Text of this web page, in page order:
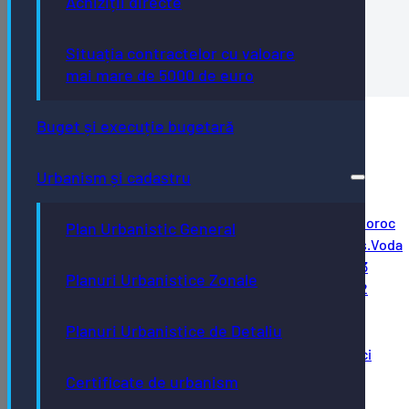
Situația contractelor cu valoare
mai mare de 5000 de euro
Buget și execuție bugetară
Urbanism și cadastru
Plan Urbanistic General
Planuri Urbanistice Zonale
Planuri Urbanistice de Detaliu
Certificate de urbanism
PH autoriz.funct.PHEONIX.TOTAL.GAMES
sedinta ordinara 27.05.2026
14. Compl.PH sustinere.financiara.CSM
15. Compl.PH
modif.HCL43din2021.tichete.sociale.varstnici
17.Compl.PH.proiect.ef.energetica.Bistrita22
18.Compl.PH.proiect.ef.energetica.Bistrita23
19.Compl.PH.reziliere.contr.chioscuri.Dragos.Voda
20. Compl.PH autorizatii.functionare.jocuri.noroc
Registrul proiectelor de hotarare 2026